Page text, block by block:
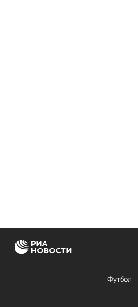
Футбол